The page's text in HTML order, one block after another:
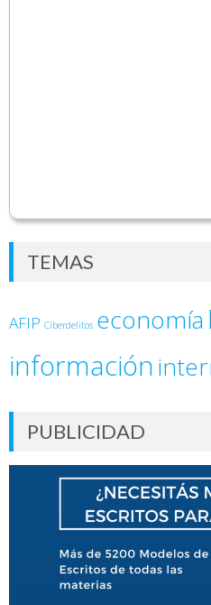
TEMAS
AFIP Ciberdelitos economía
información
PUBLICIDAD